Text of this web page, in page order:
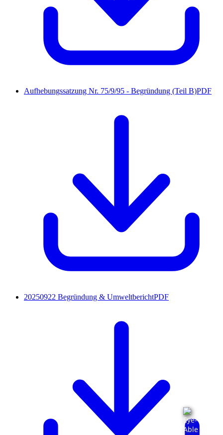
Aufhebungssatzung Nr. 75/9/95 - Begründung (Teil B)PDF
20250922 Begründung & UmweltberichtPDF